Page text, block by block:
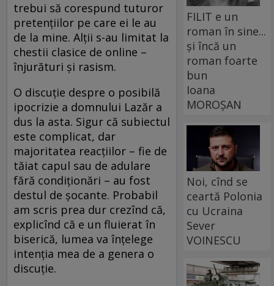
trebui să corespund tuturor
pretențiilor pe care ei le au
de la mine. Alții s-au limitat la
chestii clasice de online –
înjurături și rasism.
O discuție despre o posibilă
ipocrizie a domnului Lazăr a
dus la asta. Sigur că subiectul
este complicat, dar
majoritatea reacțiilor – fie de
tăiat capul sau de adulare
fără condiționări – au fost
destul de șocante. Probabil
am scris prea dur crezînd că,
explicînd că e un fluierat în
biserică, lumea va înțelege
intenția mea de a genera o
discuție.
FILIT e un
roman în sine...
și încă un
roman foarte
bun
Ioana
MOROȘAN
Noi, cînd se
ceartă Polonia
cu Ucraina
Sever
VOINESCU